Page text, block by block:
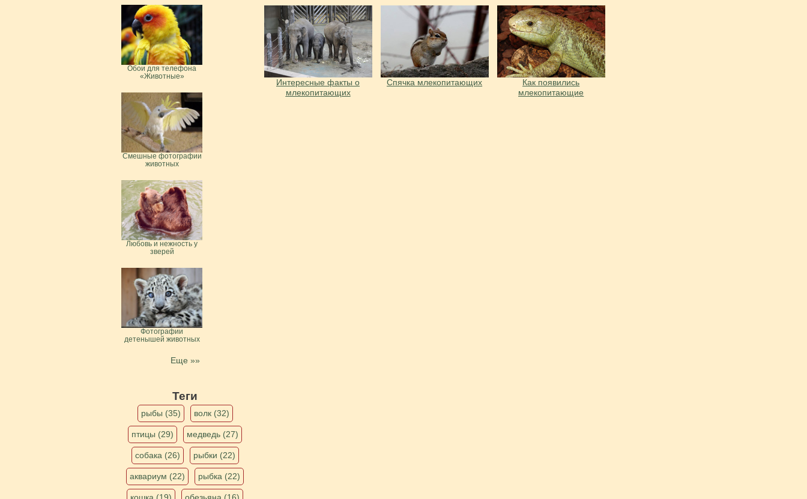
Интересные факты о
млекопитающих
Спячка млекопитающих
Как появились
млекопитающие
Обои для телефона
«Животные»
Смешные фотографии
животных
Любовь и нежность у
зверей
Фотографии
детенышей животных
Еще »»
Теги
рыбы (35) волк (32)
птицы (29) медведь (27)
собака (26) рыбки (22)
аквариум (22) рыбка (22)
кошка (19) обезьяна (16)